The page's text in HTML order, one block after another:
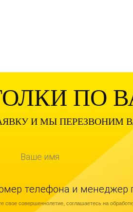
ПО
И МЫ ПЕРЕЗВОНИМ
телефона и
свое совершеннолетие, соглашаетесь на